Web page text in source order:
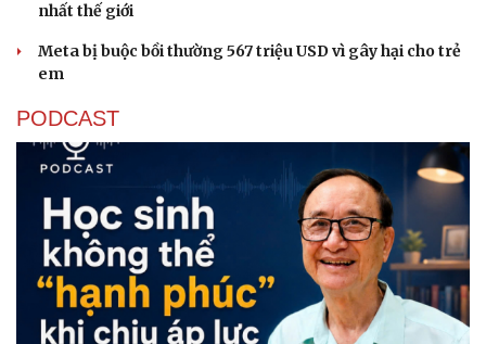
nhất thế giới
Meta bị buộc bồi thường 567 triệu USD vì gây hại cho trẻ
em
PODCAST